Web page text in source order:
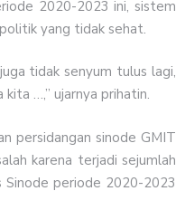
2020-2023 ini, sistem
yang tidak sehat.
tidak senyum tulus lagi,
…,” ujarnya prihatin.
persidangan sinode GMIT
karena terjadi sejumlah
Sinode periode 2020-2023